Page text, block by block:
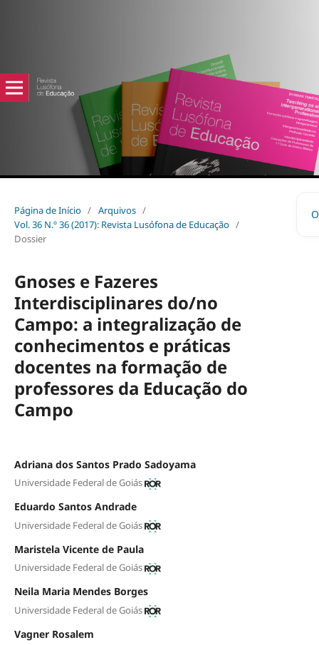
Página de Início / Arquivos /
Vol. 36 N.º 36 (2017): Revista Lusófona de Educação /
Dossier
Gnoses e Fazeres
Interdisciplinares do/no
Campo: a integralização de
conhecimentos e práticas
docentes na formação de
professores da Educação do
Campo
Adriana dos Santos Prado Sadoyama
Universidade Federal de Goiás
Eduardo Santos Andrade
Universidade Federal de Goiás
Maristela Vicente de Paula
Universidade Federal de Goiás
Neila Maria Mendes Borges
Universidade Federal de Goiás
Vagner Rosalem